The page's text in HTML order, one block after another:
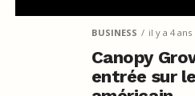
BUSINESS il y a 4 ans
Canopy
entrée sur